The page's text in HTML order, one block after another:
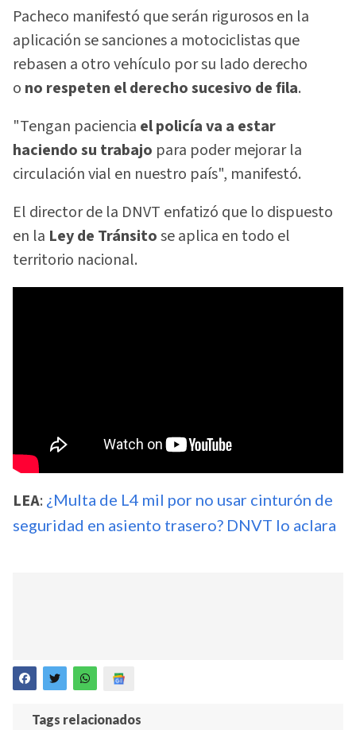
Pacheco manifestó que serán rigurosos en la
aplicación se sanciones a motociclistas que
rebasen a otro vehículo por su lado derecho
o no respeten el derecho sucesivo de fila.
"Tengan paciencia el policía va a estar
haciendo su trabajo para poder mejorar la
circulación vial en nuestro país", manifestó.
El director de la DNVT enfatizó que lo dispuesto
en la Ley de Tránsitose aplica en todo el
territorio nacional.
LEA: ¿Multa de L4 mil por no usar cinturón de
seguridad en asiento trasero? DNVT lo aclara
Tags relacionados